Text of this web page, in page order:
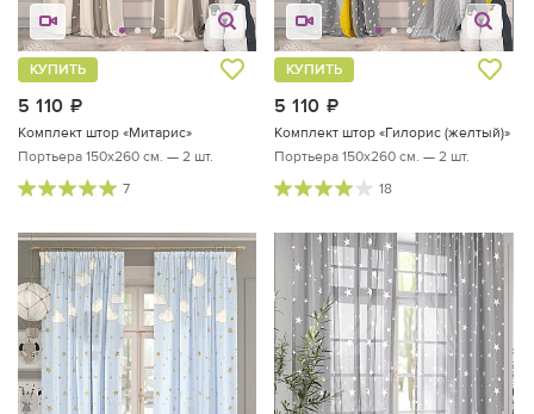
5 110
КУПИТЬ
Комплект штор «Митарис»
Портьера 150х260 см. — 2 шт.
7
5 110
КУПИТЬ
Комплект штор «Гилорис (желтый)»
Портьера 150х260 см. — 2 шт.
18